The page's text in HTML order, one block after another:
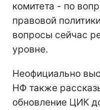
комитета - по
правовой
вопросы сейчас
уровне.
Неофициально
НФ также
обновление ЦИК